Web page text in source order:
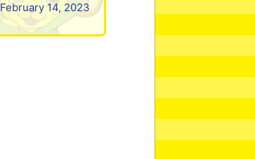
February 14, 2023